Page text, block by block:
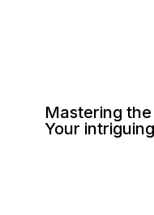
Mastering
Your